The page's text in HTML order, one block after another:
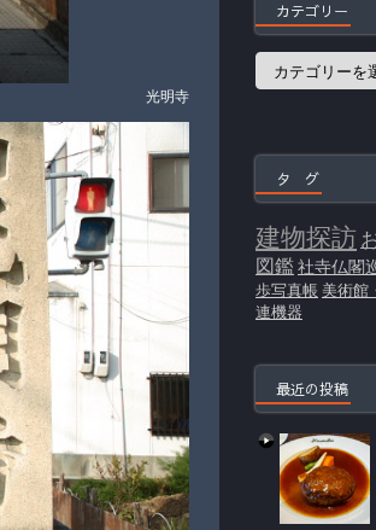
光明寺
カテゴリー
カ
タ グ
建物探訪
図鑑社寺仏閣
歩写真帳 美術館
連機器
最近の投稿